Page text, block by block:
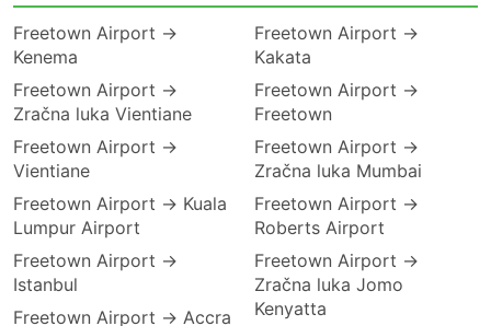
Freetown Airport →
Kenema
Freetown Airport →
Zračna luka Vientiane
Freetown Airport →
Vientiane
Freetown Airport → Kuala
Lumpur Airport
Freetown Airport →
Istanbul
Freetown Airport → Accra
Freetown Airport →
Kakata
Freetown Airport →
Freetown
Freetown Airport →
Zračna luka Mumbai
Freetown Airport →
Roberts Airport
Freetown Airport →
Zračna luka Jomo
Kenyatta